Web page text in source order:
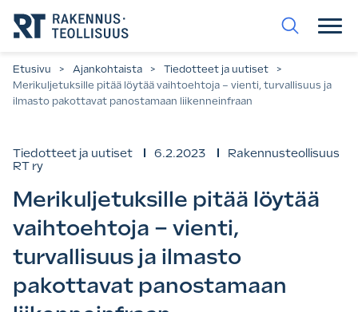
suoraan
sisältöön.
Etusivu > Ajankohtaista > Tiedotteet ja uutiset
>
Merikuljetuksille pitää löytää vaihtoehtoja – vienti, turvallisuus ja
ilmasto pakottavat panostamaan liikenneinfraan
Tiedotteet ja uutiset 6.2.2023
Rakennusteollisuus
RT ry
Merikuljetuksille pitää löytää
vaihtoehtoja – vienti,
turvallisuus ja ilmasto
pakottavat panostamaan